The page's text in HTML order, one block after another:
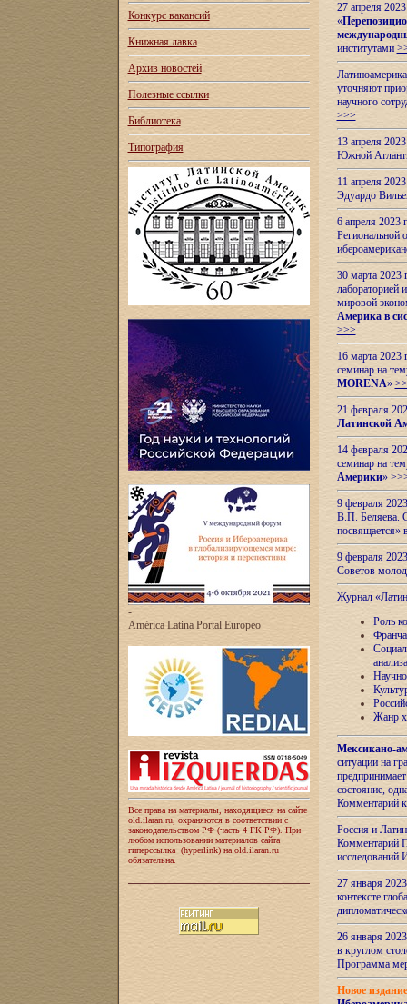
Конкурс вакансий
Книжная лавка
Архив новостей
Полезные ссылки
Библиотека
Типография
-
América Latina Portal Europeo
Все права на материалы, находящиеся на сайте
old.ilaran.ru, охраняются в соответствии с
законодательством РФ (часть 4 ГК РФ). При
любом использовании материалов сайта
гиперссылка (hyperlink) на old.ilaran.ru
обязательна.
27 апреля
«
институтами
уточняют
научного
>>>
13 апреля
Южной
11 апреля
Эдуардо
6 апреля
Региональной
30 марта 2023
лабораторией
мировой
Америка в
>>>
16 марта 2023
семинар на
MORENA»
21 февраля
Латинской
14 февраля
семинар на
Америки»
9 февраля
В.П. Беляева.
посвящается»
9 февраля
Советов
Журнал
Роль
анализа
Жанр
Мексикано-
ситуации на
состояние,
Комментарий
Россия и
Комментарий
27 января
контексте
26 января
в круглом
Программа
Новое